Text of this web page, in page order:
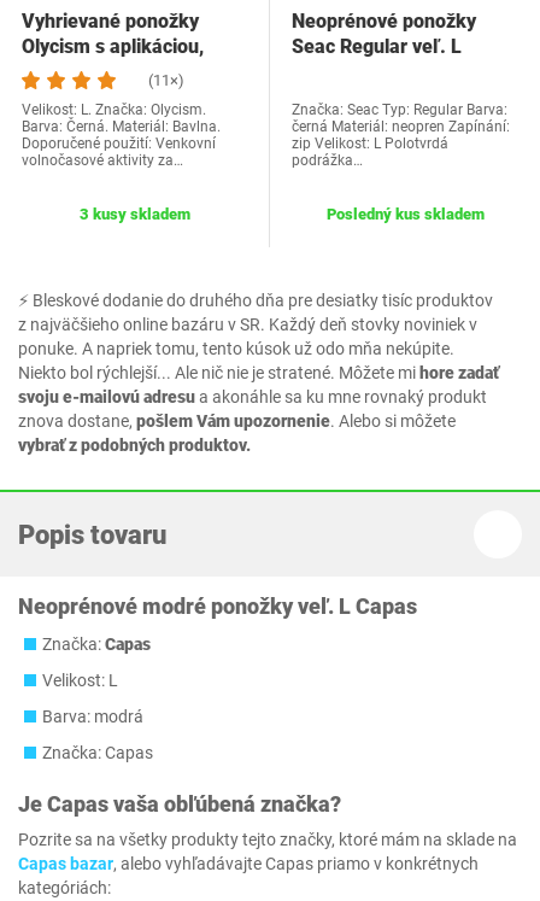
⚡ Bleskové dodanie do druhého dňa pre desiatky tisíc produktov
z najväčšieho online bazáru v SR. Každý deň stovky noviniek v
ponuke. A napriek tomu, tento kúsok už odo mňa nekúpite.
Niekto bol rýchlejší... Ale nič nie je stratené. Môžete mihore zadať
svoju e-mailovú adresua akonáhle sa ku mne rovnaký produkt
znova dostane, pošlem Vám upozornenie. Alebo si môžete
vybrať z podobných produktov.
Vyhrievané ponožky
Olycism s aplikáciou,
batéria 5000 mAh,…
(11×)
Velikost: L. Značka: Olycism.
Barva: Černá. Materiál: Bavlna.
Doporučené použití: Venkovní
volnočasové aktivity za…
3 kusy skladem
Neoprénové ponožky
Seac Regular veľ. L
Značka: Seac Typ: Regular Barva:
černá Materiál: neopren Zapínání:
zip Velikost: L Polotvrdá
podrážka…
Posledný kus skladem
Popis tovaru
Neoprénové modré ponožky veľ. L Capas
Značka:Capas
Velikost: L
Barva: modrá
Značka: Capas
JeCapasvaša obľúbená značka?
Pozrite sa na všetky produkty tejto značky, ktoré mám na sklade na
Capas bazar, alebo vyhľadávajte Capas priamo v konkrétnych
kategóriách: